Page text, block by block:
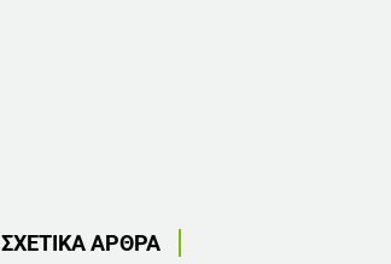
ΣΧΕΤΙΚΑ ΑΡΘΡΑ